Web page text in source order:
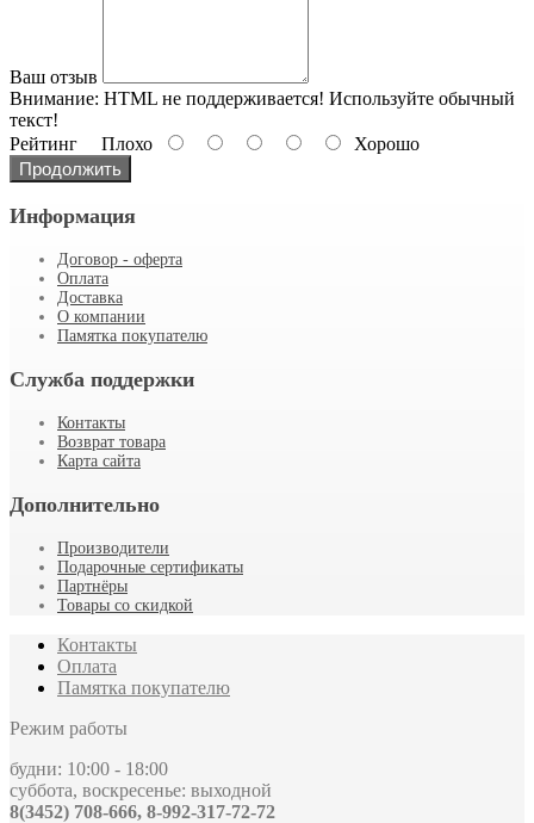
Ваш отзыв
Внимание: HTML не поддерживается! Используйте обычный
текст!
Рейтинг Плохо
Хорошо
Продолжить
Информация
Договор - оферта
Оплата
Доставка
О компании
Памятка покупателю
Служба поддержки
Контакты
Возврат товара
Карта сайта
Дополнительно
Производители
Подарочные сертификаты
Партнёры
Товары со скидкой
Контакты
Оплата
Памятка покупателю
Режим работы
будни: 10:00 - 18:00
суббота, воскресенье: выходной
8(3452) 708-666, 8-992-317-72-72